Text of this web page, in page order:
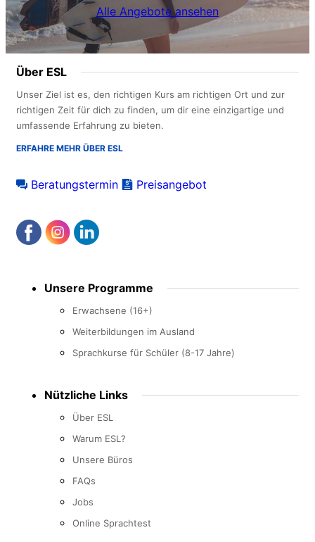
Alle Angebote ansehen
Über ESL
Unser Ziel ist es, den richtigen Kurs am richtigen Ort und zur
richtigen Zeit für dich zu finden, um dir eine einzigartige und
umfassende Erfahrung zu bieten.
ERFAHRE MEHR ÜBER ESL
Beratungstermin Preisangebot
menu Unsere Programme
Erwachsene (16+)
Weiterbildungen im Ausland
Sprachkurse für Schüler (8-17 Jahre)
Nützliche Links
Über ESL
Warum ESL?
Unsere Büros
FAQs
Jobs
Online Sprachtest